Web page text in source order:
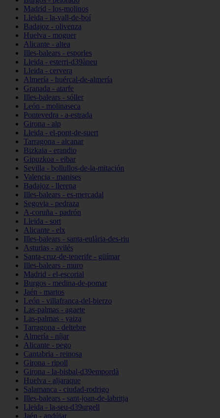
Madrid - los-molinos
Lleida - la-vall-de-boí
Badajoz - olivenza
Huelva - moguer
Alicante - altea
Illes-balears - esporles
Lleida - esterri-d39àneu
Lleida - cervera
Almería - huércal-de-almería
Granada - atarfe
Illes-balears - sóller
León - molinaseca
Pontevedra - a-estrada
Girona - alp
Lleida - el-pont-de-suert
Tarragona - alcanar
Bizkaia - erandio
Gipuzkoa - eibar
Sevilla - bollullos-de-la-mitación
Valencia - manises
Badajoz - llerena
Illes-balears - es-mercadal
Segovia - pedraza
A-coruña - padrón
Lleida - sort
Alicante - elx
Illes-balears - santa-eulària-des-riu
Asturias - avilés
Santa-cruz-de-tenerife - güímar
Illes-balears - muro
Madrid - el-escorial
Burgos - medina-de-pomar
Jaén - martos
León - villafranca-del-bierzo
Las-palmas - agaete
Las-palmas - yaiza
Tarragona - deltebre
Almería - níjar
Alicante - pego
Cantabria - reinosa
Girona - ripoll
Girona - la-bisbal-d39empordà
Huelva - aljaraque
Salamanca - ciudad-rodrigo
Illes-balears - sant-joan-de-labritja
Lleida - la-seu-d39urgell
Jaén - andújar